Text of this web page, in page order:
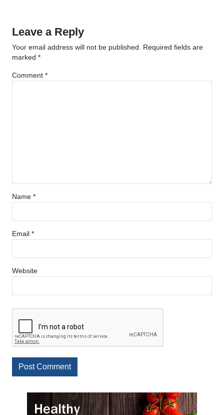
Leave a Reply
Your email address will not be published. Required fields are
marked *
Comment *
Name *
Email *
Website